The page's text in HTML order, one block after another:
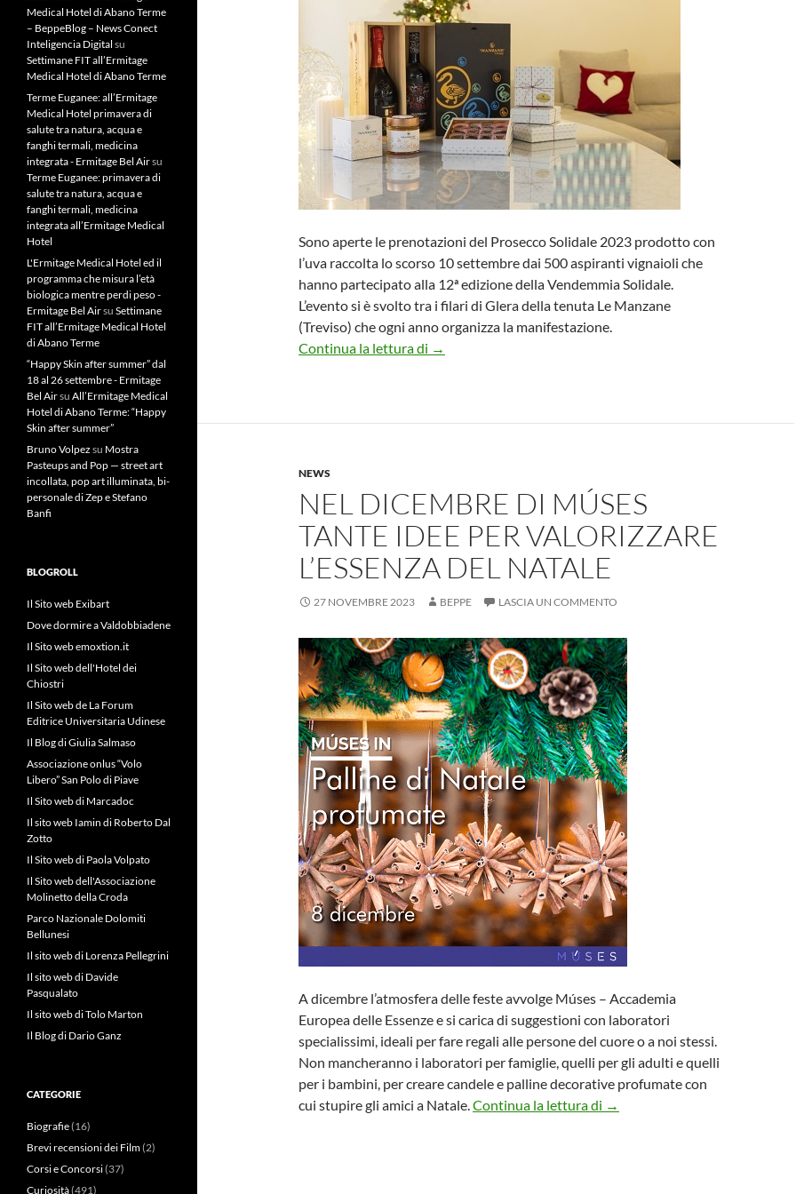
Sono aperte le prenotazioni del Prosecco Solidale 2023 prodotto con
l’uva raccolta lo scorso 10 settembre dai 500 aspiranti vignaioli che
hanno partecipato alla 12ª edizione della Vendemmia Solidale.
L’evento si è svolto tra i filari di Glera della tenuta Le Manzane
(Treviso) che ogni anno organizza la manifestazione.
Continua la lettura di Le Manzane, Prosecco Solidale per donare un sogno ai bimbi
→
NEWS
NEL DICEMBRE DI MÚSES
TANTE IDEE PER VALORIZZARE
L’ESSENZA DEL NATALE
27 NOVEMBRE 2023 BEPPE LASCIA UN COMMENTO
A dicembre l’atmosfera delle feste avvolge Múses – Accademia
Europea delle Essenze e si carica di suggestioni con laboratori
specialissimi, ideali per fare regali alle persone del cuore o a noi stessi.
Non mancheranno i laboratori per famiglie, quelli per gli adulti e quelli
per i bambini, per creare candele e palline decorative profumate con
cui stupire gli amici a Natale.Continua la lettura di Nel dicembre di Múses tante
→
Medical Hotel di Abano Terme
– BeppeBlog – News Conect
Inteligencia Digital su
Settimane FIT all’Ermitage
Medical Hotel di Abano Terme
Terme Euganee: all’Ermitage
Medical Hotel primavera di
salute tra natura, acqua e
fanghi termali, medicina
integrata - Ermitage Bel Airsu
Terme Euganee: primavera di
salute tra natura, acqua e
fanghi termali, medicina
integrata all’Ermitage Medical
Hotel
L'Ermitage Medical Hotel ed il
programma che misura l’età
biologica mentre perdi peso -
Ermitage Bel Airsu Settimane
FIT all’Ermitage Medical Hotel
di Abano Terme
“Happy Skin after summer” dal
18 al 26 settembre - Ermitage
Bel Airsu All’Ermitage Medical
Hotel di Abano Terme: “Happy
Skin after summer”
Bruno Volpez su Mostra
Pasteups and Pop — street art
incollata, pop art illuminata, bi-
personale di Zep e Stefano
Banfi
BLOGROLL
Il Sito web Exibart
Dove dormire a Valdobbiadene
Il Sito web emoxtion.it
Il Sito web dell'Hotel dei
Chiostri
Il Sito web de La Forum
Editrice Universitaria Udinese
Il Blog di Giulia Salmaso
Associazione onlus “Volo
Libero” San Polo di Piave
Il Sito web di Marcadoc
Il sito web Iamin di Roberto Dal
Zotto
Il Sito web di Paola Volpato
Il Sito web dell'Associazione
Molinetto della Croda
Parco Nazionale Dolomiti
Bellunesi
Il sito web di Lorenza Pellegrini
Il sito web di Davide
Pasqualato
Il sito web di Tolo Marton
Il Blog di Dario Ganz
CATEGORIE
Biografie(16)
Brevi recensioni dei Film(2)
Corsi e Concorsi(37)
Curiosità(491)